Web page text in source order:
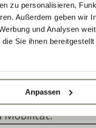
zu personalisieren,
Außerdem geben wir
und Analysen
Sie ihnen
Anpassen
und
Hotel.
Mobilität.